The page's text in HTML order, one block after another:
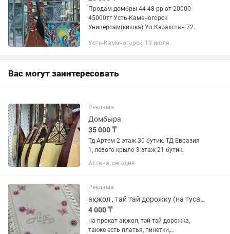
Продам домбры 44-48 рр от 20000-
45000тг Усть-Каменогорск
Универсам(кишка) Ул.Казахстан 72
одежда Казахстана
Усть-Каменогорск, 13 июля
Вас могут заинтересовать
Реклама
Домбыра
35 000 ₸
Тд Артем 2 этаж 30 бутик. ТД Евразия
1, левого крыло 3 этаж 21 бутик.
Астана, сегодня
Реклама
ақжол , тай тай дорожку (на тусаукесер)
4 000 ₸
на прокат ақжол, тәй-тәй дорожка,
также есть платья, пинетки,